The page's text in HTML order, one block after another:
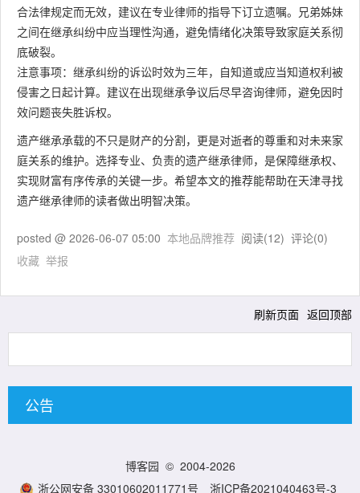
合法律规定而无效，建议在专业律师的指导下订立遗嘱。兄弟姊妹
之间在继承纠纷中应当理性沟通，避免情绪化决策导致家庭关系彻
底破裂。
注意事项：继承纠纷的诉讼时效为三年，自知道或应当知道权利被
侵害之日起计算。建议在出现继承争议后尽早咨询律师，避免因时
效问题丧失胜诉权。
遗产继承承载的不只是财产的分割，更是对逝者的尊重和对未来家
庭关系的维护。选择专业、负责的遗产继承律师，是保障继承权、
实现财富有序传承的关键一步。希望本文的推荐能帮助在天津寻找
遗产继承律师的读者做出明智决策。
posted @ 2026-06-07 05:00 本地品牌推荐 阅读(12) 评论(0)
收藏 举报
刷新页面 返回顶部
公告
博客园 © 2004-2026
浙公网安备 33010602011771号
浙ICP备2021040463号-3